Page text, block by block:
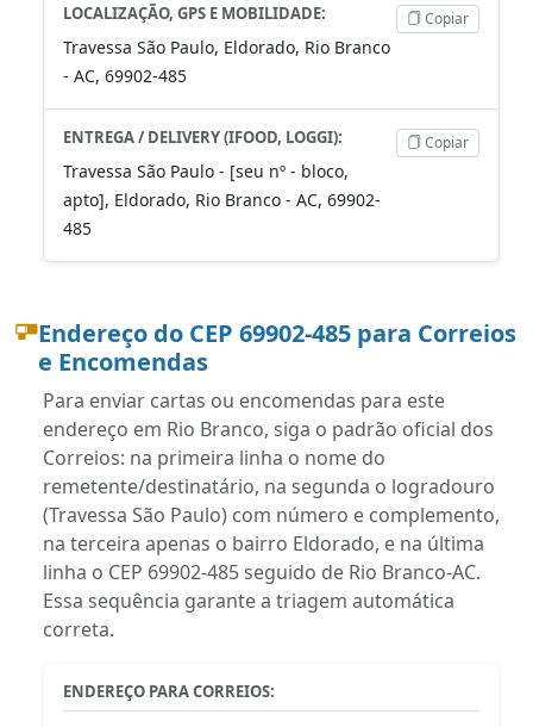
LOCALIZAÇÃO, GPS E MOBILIDADE:
Travessa São Paulo, Eldorado, Rio Branco
- AC, 69902-485
Copiar
ENTREGA / DELIVERY (IFOOD, LOGGI):
Travessa São Paulo - [seu nº - bloco,
apto], Eldorado, Rio Branco - AC, 69902-
485
Copiar
Endereço do CEP 69902-485 para Correios
e Encomendas
Para enviar cartas ou encomendas para este
endereço em Rio Branco, siga o padrão oficial dos
Correios: na primeira linha o nome do
remetente/destinatário, na segunda o logradouro
(Travessa São Paulo) com número e complemento,
na terceira apenas o bairro Eldorado, e na última
linha o CEP 69902-485 seguido de Rio Branco-AC.
Essa sequência garante a triagem automática
correta.
ENDEREÇO PARA CORREIOS: